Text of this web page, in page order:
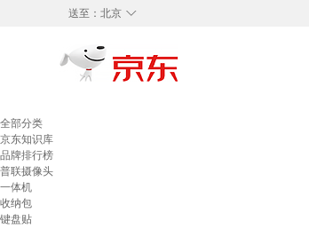
◇
送至： 北京
全部分类
京东知识库
品牌排行榜
普联摄像头
一体机
收纳包
键盘贴